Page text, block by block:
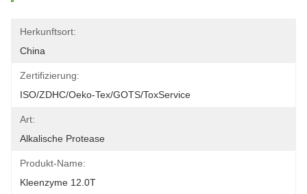
Herkunftsort:
China
Zertifizierung:
ISO/ZDHC/Oeko-Tex/GOTS/ToxService
Art:
Alkalische Protease
Produkt-Name:
Kleenzyme 12.0T